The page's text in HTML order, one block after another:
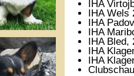
IHA
IHA Wels
IHA
IHA
IHA Bled,
IHA
IHA